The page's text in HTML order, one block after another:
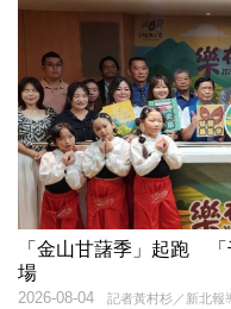
「金山甘藷季」起跑
場
記者黃村杉／新北報
2026-08-04